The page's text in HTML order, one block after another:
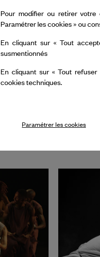
Pour modifier ou retirer
Paramétrer les cookies » ou
En cliquant sur « Tout
susmentionnés
En cliquant sur « Tout refuser
cookies techniques.
Paramétrer les cookies